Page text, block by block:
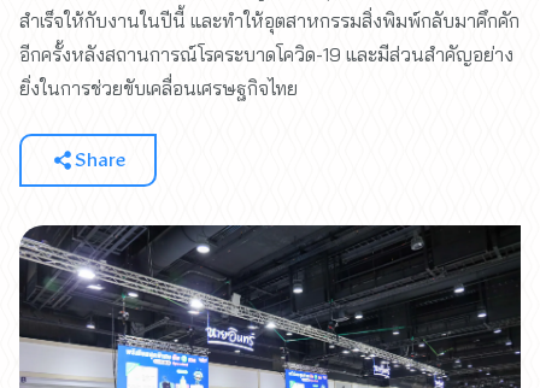
สำเร็จให้กับงานในปีนี้ และทำให้อุตสาหกรรมสิ่งพิมพ์กลับมาคึกคัก
อีกครั้งหลังสถานการณ์โรคระบาดโควิด-19 และมีส่วนสำคัญอย่าง
ยิ่งในการช่วยขับเคลื่อนเศรษฐกิจไทย
Share